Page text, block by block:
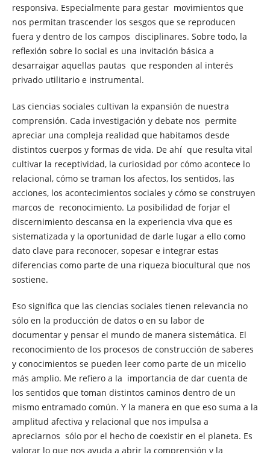
responsiva. Especialmente para gestar movimientos que
nos permitan trascender los sesgos que se reproducen
fuera y dentro de los campos disciplinares. Sobre todo, la
reflexión sobre lo social es una invitación básica a
desarraigar aquellas pautas que responden al interés
privado utilitario e instrumental.
Las ciencias sociales cultivan la expansión de nuestra
comprensión. Cada investigación y debate nos permite
apreciar una compleja realidad que habitamos desde
distintos cuerpos y formas de vida. De ahí que resulta vital
cultivar la receptividad, la curiosidad por cómo acontece lo
relacional, cómo se traman los afectos, los sentidos, las
acciones, los acontecimientos sociales y cómo se construyen
marcos de reconocimiento. La posibilidad de forjar el
discernimiento descansa en la experiencia viva que es
sistematizada y la oportunidad de darle lugar a ello como
dato clave para reconocer, sopesar e integrar estas
diferencias como parte de una riqueza biocultural que nos
sostiene.
Eso significa que las ciencias sociales tienen relevancia no
sólo en la producción de datos o en su labor de
documentar y pensar el mundo de manera sistemática. El
reconocimiento de los procesos de construcción de saberes
y conocimientos se pueden leer como parte de un micelio
más amplio. Me refiero a la importancia de dar cuenta de
los sentidos que toman distintos caminos dentro de un
mismo entramado común. Y la manera en que eso suma a la
amplitud afectiva y relacional que nos impulsa a
apreciarnos sólo por el hecho de coexistir en el planeta. Es
valorar lo que nos ayuda a abrir la comprensión y la